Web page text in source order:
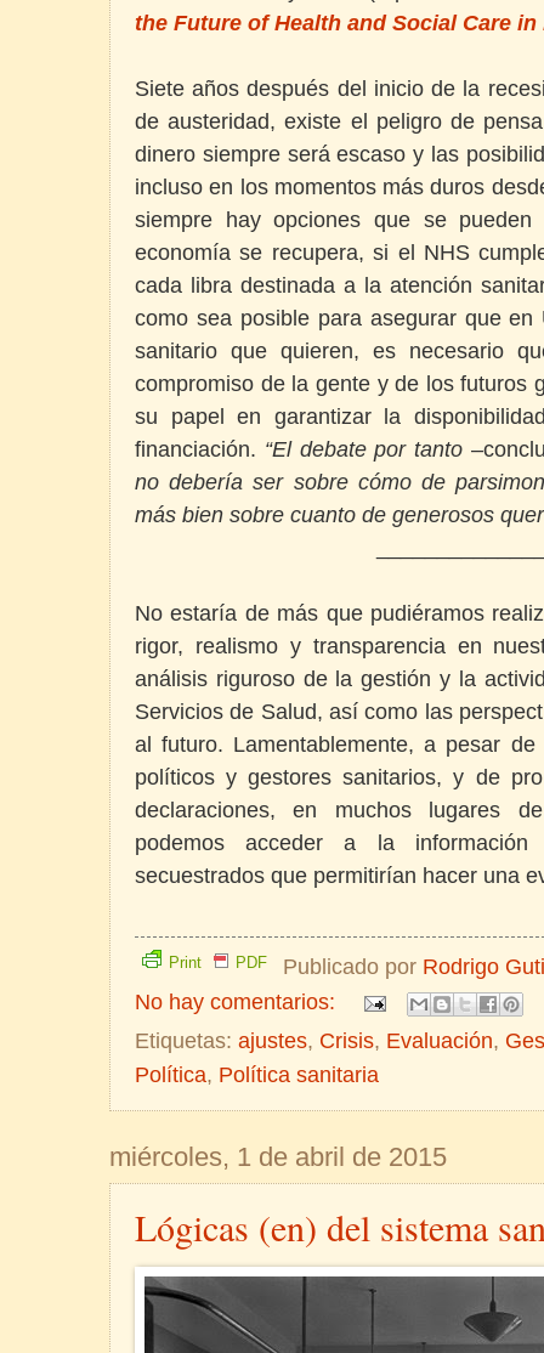
the Future of Health and Social Care in
Siete años después del inicio de la
de austeridad, existe el peligro de
dinero siempre será escaso y las
incluso en los momentos más duros
siempre hay opciones que se pueden
economía se recupera, si el NHS
cada libra destinada a la atención
como sea posible para asegurar que
sanitario que quieren, es necesario
compromiso de la gente y de los futuros
su papel en garantizar la
financiación. “El debate por tanto
no debería ser sobre cómo de
más bien sobre cuanto de generosos
No estaría de más que pudiéramos
rigor, realismo y transparencia en
análisis riguroso de la gestión y la
Servicios de Salud, así como las
al futuro. Lamentablemente, a pesar
políticos y gestores sanitarios, y de
declaraciones, en muchos lugares
podemos acceder a la
secuestrados que permitirían hacer una
Print PDF Publicado por Rodrigo
No hay comentarios:
Etiquetas: ajustes, Crisis, Evaluación,
Política, Política sanitaria
miércoles, 1 de abril de 2015
Lógicas (en) del sistema